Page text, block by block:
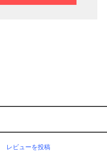
レビューを投稿